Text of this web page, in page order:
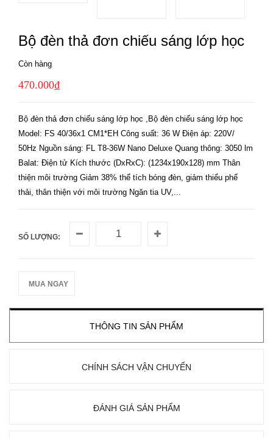
Bộ đèn thả đơn chiếu sáng lớp học
Còn hàng
470.000₫
Bộ đèn thả đơn chiếu sáng lớp học ,Bộ đèn chiếu sáng lớp học
Model: FS 40/36x1 CM1*EH Công suất: 36 W Điện áp: 220V/
50Hz Nguồn sáng: FL T8-36W Nano Deluxe Quang thông: 3050 lm
Balat: Điện tử Kích thước (DxRxC): (1234x190x128) mm Thân
thiện môi trường Giảm 38% thể tích bóng đèn, giảm thiểu phế
thải, thân thiện với môi trường Ngăn tia UV,...
SỐ LƯỢNG:
MUA NGAY
THÔNG TIN SẢN PHẨM
CHÍNH SÁCH VẬN CHUYỂN
ĐÁNH GIÁ SẢN PHẨM